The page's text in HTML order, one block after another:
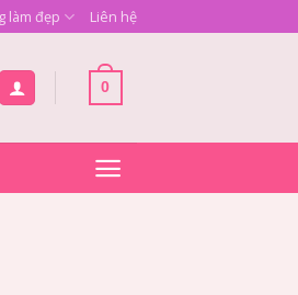
làm đẹp Liên hệ
0